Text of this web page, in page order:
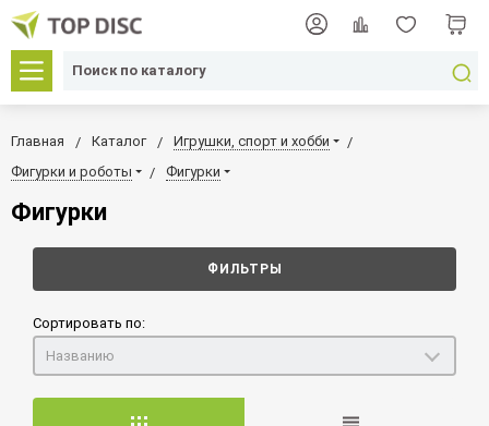
Главная Каталог
Игрушки, спорт и хобби
Фигурки и роботы
Фигурки
Фигурки
ФИЛЬТРЫ
Сортировать по:
Названию